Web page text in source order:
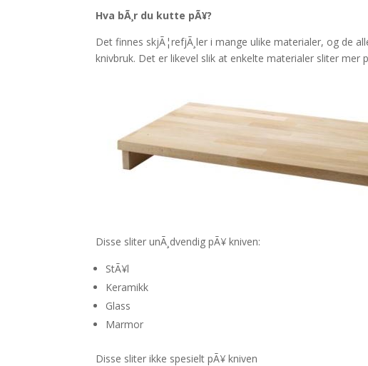
Hva bÃ¸r du kutte pÃ¥?
Det finnes skjÃ¦refjÃ¸ler i mange ulike materialer, og de
knivbruk. Det er likevel slik at enkelte materialer sliter mer
Disse sliter unÃ¸dvendig pÃ¥ kniven:
StÃ¥l
Keramikk
Glass
Marmor
Disse sliter ikke spesielt pÃ¥ kniven